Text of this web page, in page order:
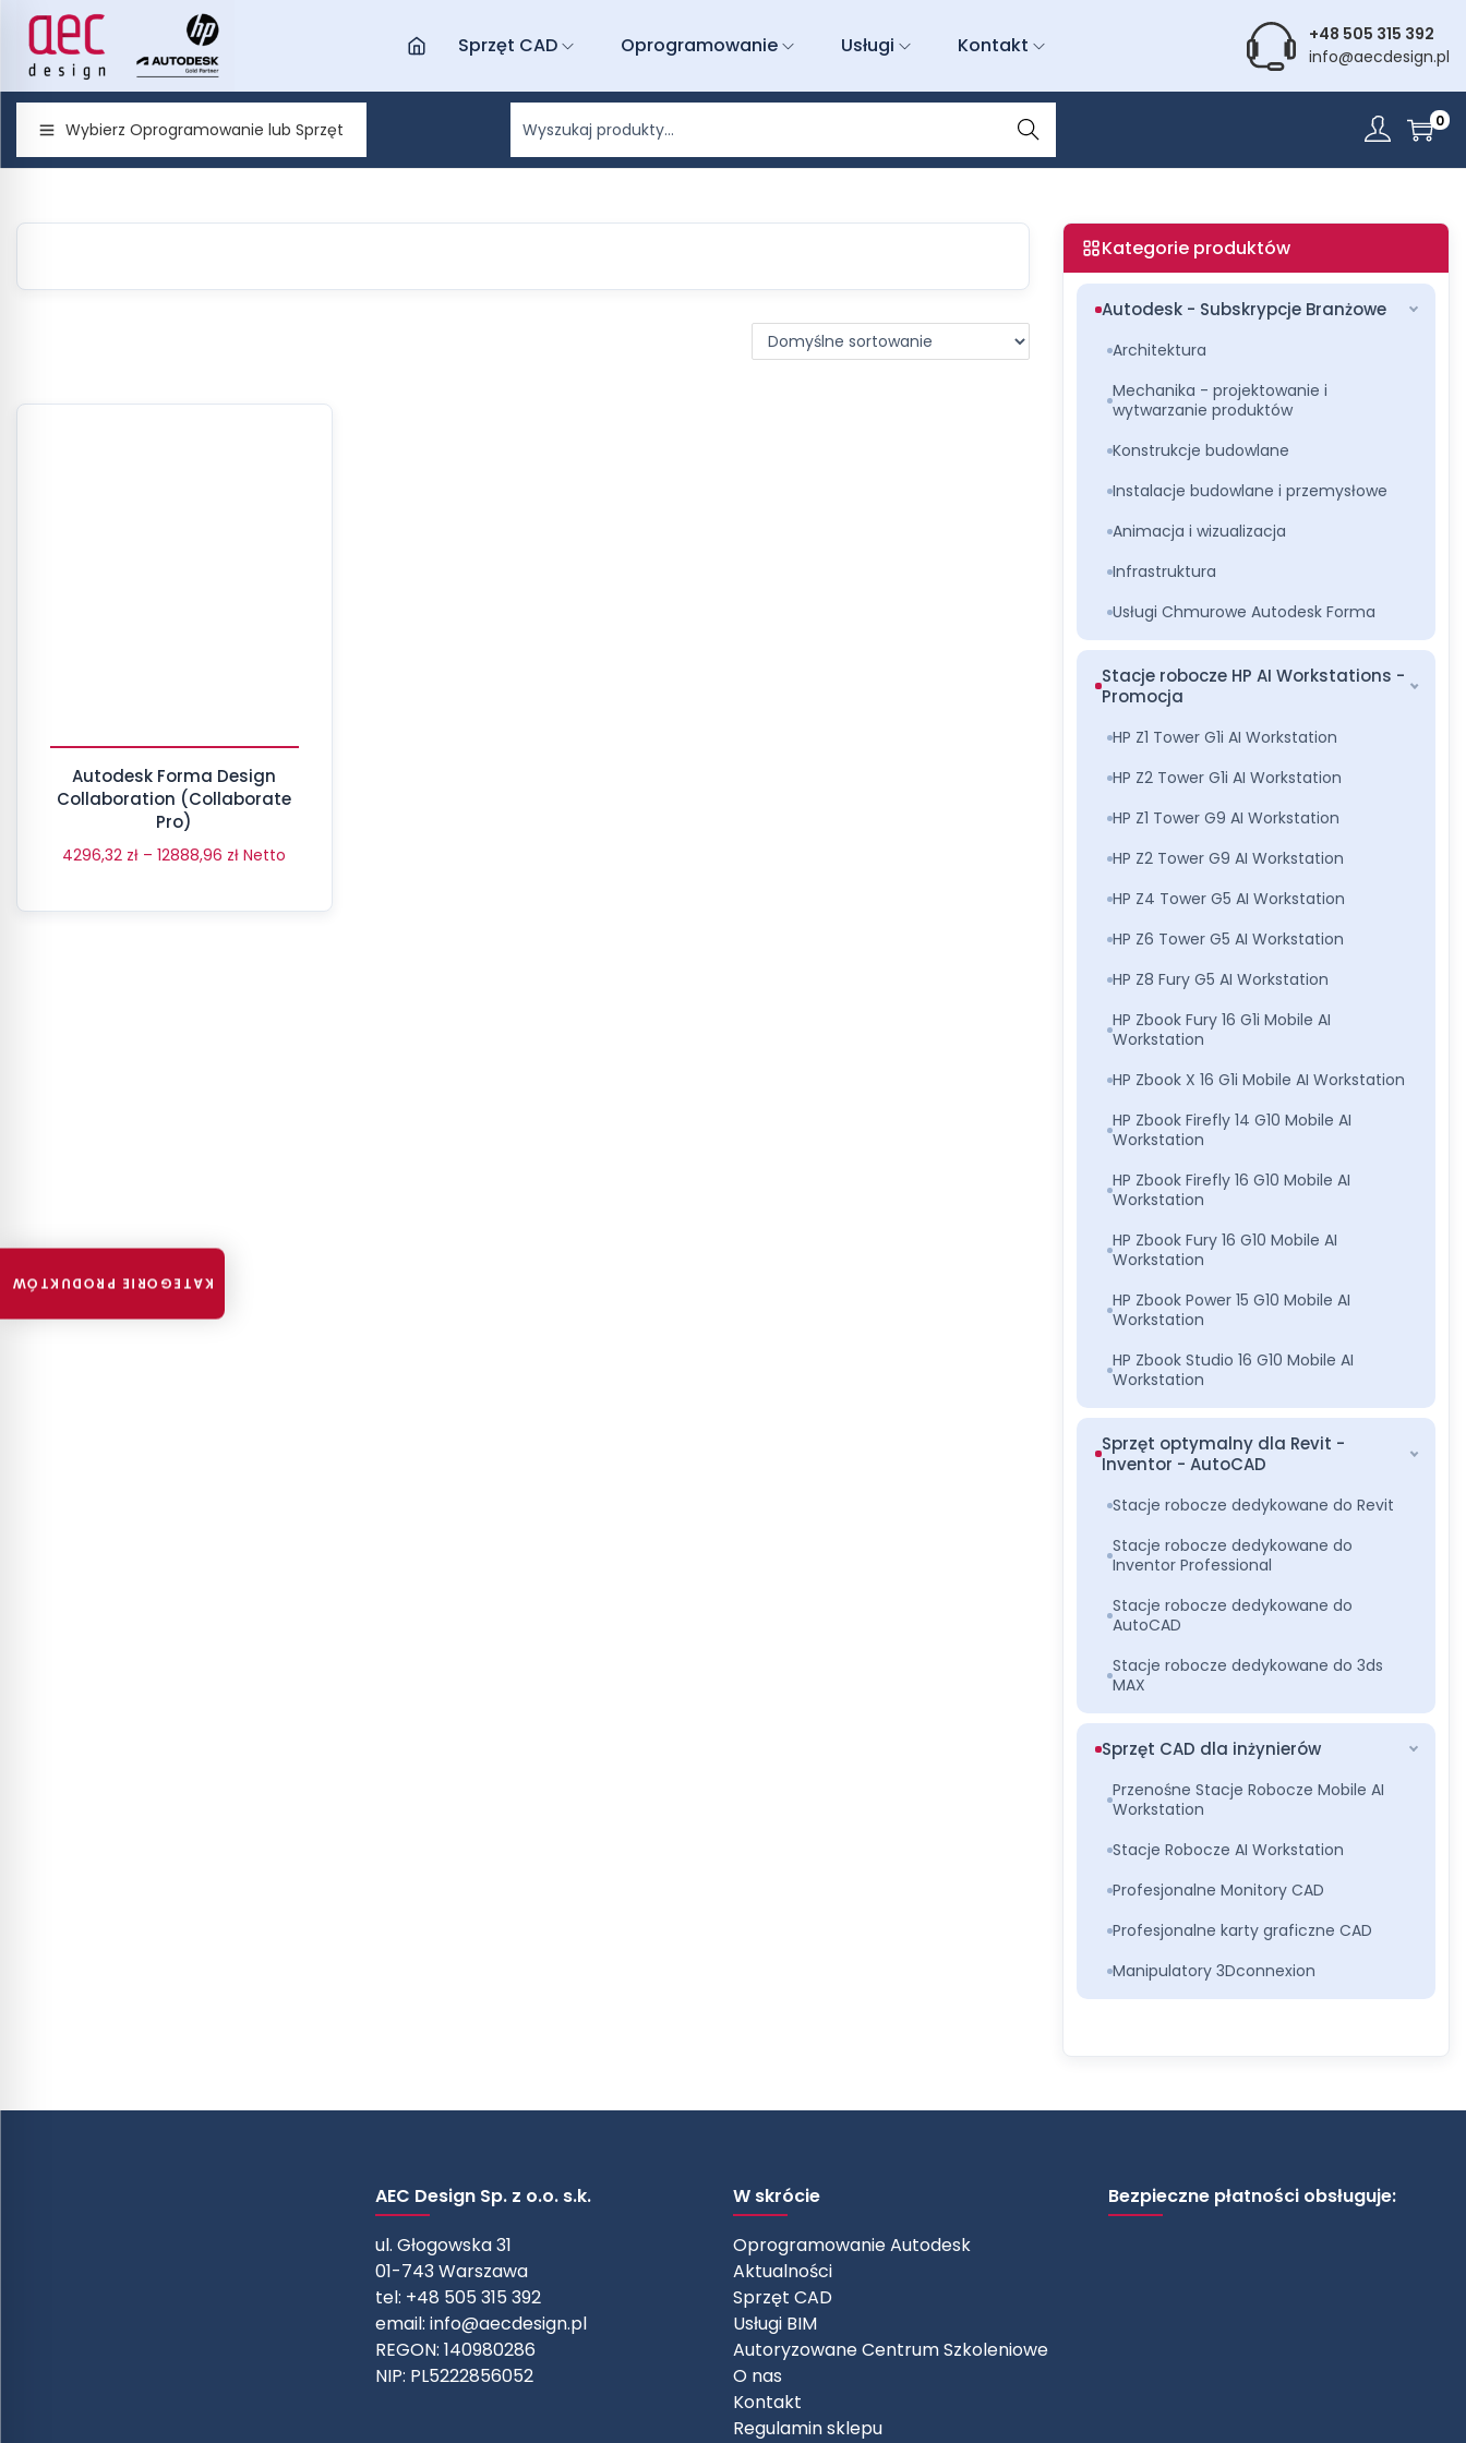
Sprzęt CAD Oprogramowanie Usługi Kontakt
+48 505 315 392
info@aecdesign.pl
Wybierz Oprogramowanie lub Sprzęt
Wyszu
kiwani
e
0
Autodesk Forma Design
Collaboration (Collaborate
Pro)
4296,32 zł – 12888,96 zł Netto
Kategorie produktów
Autodesk - Subskrypcje Branżowe
Architektura
Mechanika - projektowanie i
wytwarzanie produktów
Konstrukcje budowlane
Instalacje budowlane i przemysłowe
Animacja i wizualizacja
Infrastruktura
Usługi Chmurowe Autodesk Forma
Stacje robocze HP AI Workstations -
Promocja
HP Z1 Tower G1i AI Workstation
HP Z2 Tower G1i AI Workstation
HP Z1 Tower G9 AI Workstation
HP Z2 Tower G9 AI Workstation
HP Z4 Tower G5 AI Workstation
HP Z6 Tower G5 AI Workstation
HP Z8 Fury G5 AI Workstation
HP Zbook Fury 16 G1i Mobile AI
Workstation
HP Zbook X 16 G1i Mobile AI Workstation
HP Zbook Firefly 14 G10 Mobile AI
Workstation
HP Zbook Firefly 16 G10 Mobile AI
Workstation
HP Zbook Fury 16 G10 Mobile AI
Workstation
HP Zbook Power 15 G10 Mobile AI
Workstation
HP Zbook Studio 16 G10 Mobile AI
Workstation
Sprzęt optymalny dla Revit -
Inventor - AutoCAD
Stacje robocze dedykowane do Revit
Stacje robocze dedykowane do
Inventor Professional
Stacje robocze dedykowane do
AutoCAD
Stacje robocze dedykowane do 3ds
MAX
Sprzęt CAD dla inżynierów
Przenośne Stacje Robocze Mobile AI
Workstation
Stacje Robocze AI Workstation
Profesjonalne Monitory CAD
Profesjonalne karty graficzne CAD
Manipulatory 3Dconnexion
AEC Design Sp. z o.o. s.k.
ul. Głogowska 31
01-743 Warszawa
tel: +48 505 315 392
email: info@aecdesign.pl
REGON: 140980286
NIP: PL5222856052
W skrócie
Oprogramowanie Autodesk
Aktualności
Sprzęt CAD
Usługi BIM
Autoryzowane Centrum Szkoleniowe
O nas
Kontakt
Regulamin sklepu
Bezpieczne płatności obsługuje:
KATEGORIE PRODUKTÓW